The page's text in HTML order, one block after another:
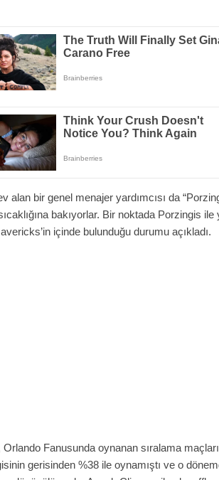
alan bir genel menajer yardımcısı da
bakıyorlar. Bir noktada Porzingis
içinde bulunduğu durumu açıkladı.
Fanusunda oynanan sıralama
gerisinden %38 ile oynamıştı ve o